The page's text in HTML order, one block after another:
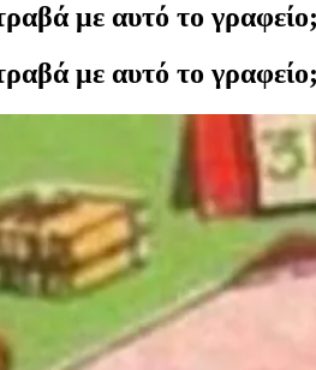
με αυτό το γραφείο;
με αυτό το γραφείο;